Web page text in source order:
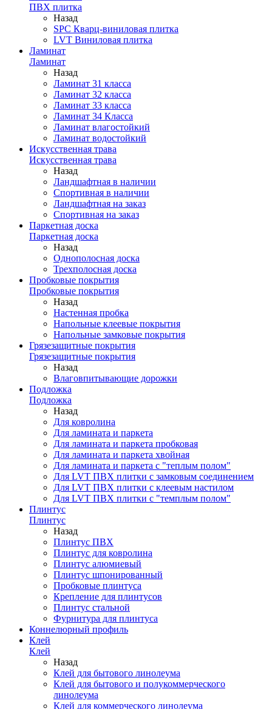
ПВХ плитка
Назад
SPC Кварц-виниловая плитка
LVT Виниловая плитка
Ламинат
Ламинат
Назад
Ламинат 31 класса
Ламинат 32 класса
Ламинат 33 класса
Ламинат 34 Класса
Ламинат влагостойкий
Ламинат водостойкий
Искусственная трава
Искусственная трава
Назад
Ландшафтная в наличии
Спортивная в наличии
Ландшафтная на заказ
Спортивная на заказ
Паркетная доска
Паркетная доска
Назад
Однополосная доска
Трехполосная доска
Пробковые покрытия
Пробковые покрытия
Назад
Настенная пробка
Напольные клеевые покрытия
Напольные замковые покрытия
Грязезащитные покрытия
Грязезащитные покрытия
Назад
Влаговпитывающие дорожки
Подложка
Подложка
Назад
Для ковролина
Для ламината и паркета
Для ламината и паркета пробковая
Для ламината и паркета хвойная
Для ламината и паркета с "теплым полом"
Для LVT ПВХ плитки с замковым соединением
Для LVT ПВХ плитки с клеевым настилом
Для LVT ПВХ плитки с "темплым полом"
Плинтус
Плинтус
Назад
Плинтус ПВХ
Плинтус для ковролина
Плинтус алюмиевый
Плинтус шпонированный
Пробковые плинтуса
Крепление для плинтусов
Плинтус стальной
Фурнитура для плинтуса
Коннелюрный профиль
Клей
Клей
Назад
Клей для бытового линолеума
Клей для бытового и полукоммерческого
линолеума
Клей для коммерческого линолеума